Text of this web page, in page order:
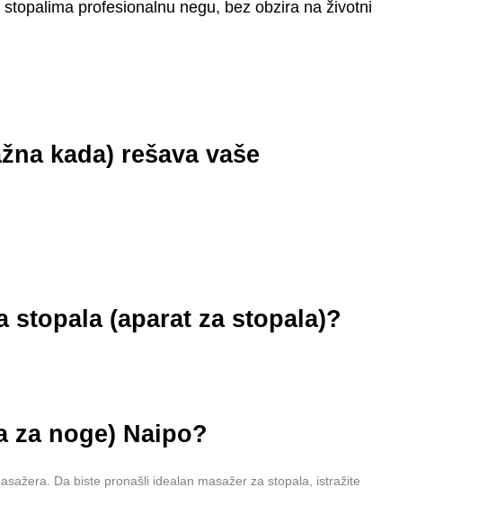
profesionalnu negu, bez obzira na životni
kada) rešava vaše
(aparat za stopala)?
za noge) Naipo?
Da biste pronašli idealan masažer za stopala , istražite